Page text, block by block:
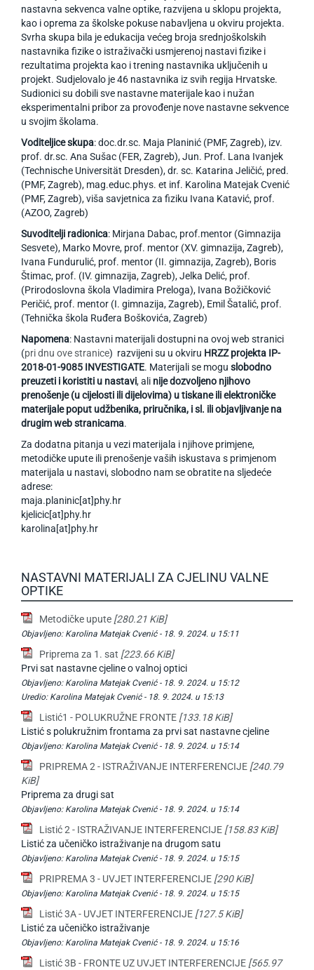
nastavna sekvenca valne optike, razvijena u sklopu projekta,
kao i oprema za školske pokuse nabavljena u okviru projekta.
Svrha skupa bila je edukacija većeg broja srednjoškolskih
nastavnika fizike o istraživački usmjerenoj nastavi fizike i
rezultatima projekta kao i trening nastavnika uključenih u
projekt. Sudjelovalo je 46 nastavnika iz svih regija Hrvatske.
Sudionici su dobili sve nastavne materijale kao i nužan
eksperimentalni pribor za provođenje nove nastavne sekvence
u svojim školama.
Voditeljice skupa: doc.dr.sc. Maja Planinić (PMF, Zagreb), izv.
prof. dr.sc. Ana Sušac (FER, Zagreb), Jun. Prof. Lana Ivanjek
(Technische Universität Dresden), dr. sc. Katarina Jeličić, pred.
(PMF, Zagreb), mag.educ.phys. et inf. Karolina Matejak Cvenić
(PMF, Zagreb), viša savjetnica za fiziku Ivana Katavić, prof.
(AZOO, Zagreb)
Suvoditelji radionica: Mirjana Dabac, prof.mentor (Gimnazija
Sesvete), Marko Movre, prof. mentor (XV. gimnazija, Zagreb),
Ivana Fundurulić, prof. mentor (II. gimnazija, Zagreb), Boris
Štimac, prof. (IV. gimnazija, Zagreb), Jelka Delić, prof.
(Prirodoslovna škola Vladimira Preloga), Ivana Božičković
Peričić, prof. mentor (I. gimnazija, Zagreb), Emil Šatalić, prof.
(Tehnička škola Ruđera Boškovića, Zagreb)
Napomena: Nastavni materijali dostupni na ovoj web stranici
(pri dnu ove stranice) razvijeni su u okviru HRZZ projekta IP-
2018-01-9085 INVESTIGATE. Materijali se mogu slobodno
preuzeti i koristiti u nastavi, ali nije dozvoljeno njihovo
prenošenje (u cijelosti ili dijelovima) u tiskane ili elektroničke
materijale poput udžbenika, priručnika, i sl. ili objavljivanje na
drugim web stranicama.
Za dodatna pitanja u vezi materijala i njihove primjene,
metodičke upute ili prenošenje vaših iskustava s primjenom
materijala u nastavi, slobodno nam se obratite na sljedeće
adrese:
maja.planinic[at]phy.hr
kjelicic[at]phy.hr
karolina[at]phy.hr
NASTAVNI MATERIJALI ZA CJELINU VALNE
OPTIKE
Metodičke upute [280.21 KiB]
Objavljeno: Karolina Matejak Cvenić - 18. 9. 2024. u 15:11
Priprema za 1. sat [223.66 KiB]
Prvi sat nastavne cjeline o valnoj optici
Objavljeno: Karolina Matejak Cvenić - 18. 9. 2024. u 15:12
Uredio: Karolina Matejak Cvenić - 18. 9. 2024. u 15:13
Listić1 - POLUKRUŽNE FRONTE [133.18 KiB]
Listić s polukružnim frontama za prvi sat nastavne cjeline
Objavljeno: Karolina Matejak Cvenić - 18. 9. 2024. u 15:14
PRIPREMA 2 - ISTRAŽIVANJE INTERFERENCIJE [240.79
KiB]
Priprema za drugi sat
Objavljeno: Karolina Matejak Cvenić - 18. 9. 2024. u 15:14
Listić 2 - ISTRAŽIVANJE INTERFERENCIJE [158.83 KiB]
Listić za učeničko istraživanje na drugom satu
Objavljeno: Karolina Matejak Cvenić - 18. 9. 2024. u 15:15
PRIPREMA 3 - UVJET INTERFERENCIJE [290 KiB]
Objavljeno: Karolina Matejak Cvenić - 18. 9. 2024. u 15:15
Listić 3A - UVJET INTERFERENCIJE [127.5 KiB]
Listić za učeničko istraživanje
Objavljeno: Karolina Matejak Cvenić - 18. 9. 2024. u 15:16
Listić 3B - FRONTE UZ UVJET INTERFERENCIJE [565.97